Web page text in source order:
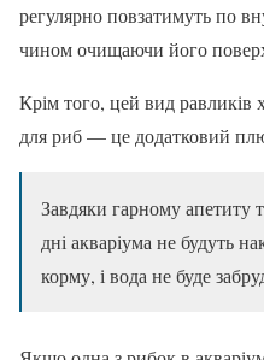
регулярно повзатимуть по
чином очищаючи його
Крім того, цей вид равликів
для риб — це додатковий
Завдяки гарному апетиту
дні акваріума не будуть
корму, і вода не буде